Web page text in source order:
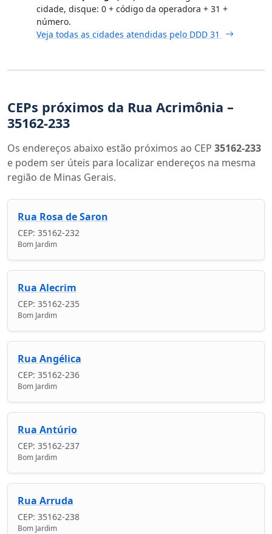
cidade, disque: 0 + código da operadora + 31 +
número.
Veja todas as cidades atendidas pelo DDD 31
CEPs próximos da Rua Acrimônia –
35162-233
Os endereços abaixo estão próximos ao CEP 35162-233
e podem ser úteis para localizar endereços na mesma
região de Minas Gerais.
Rua Rosa de Saron
CEP: 35162-232
Bom Jardim
Rua Alecrim
CEP: 35162-235
Bom Jardim
Rua Angélica
CEP: 35162-236
Bom Jardim
Rua Antúrio
CEP: 35162-237
Bom Jardim
Rua Arruda
CEP: 35162-238
Bom Jardim